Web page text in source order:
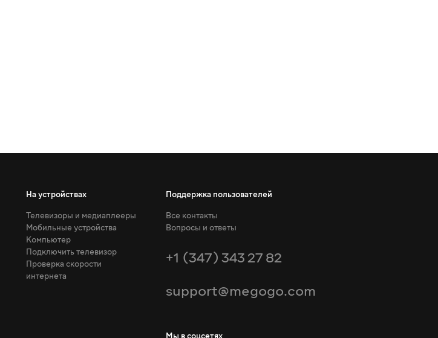
На устройствах
Телевизоры и медиаплееры
Мобильные устройства
Компьютер
Подключить телевизор
Проверка скорости
интернета
Поддержка пользователей
Все контакты
Вопросы и ответы
+1 (347) 343 27 82
support@megogo.com